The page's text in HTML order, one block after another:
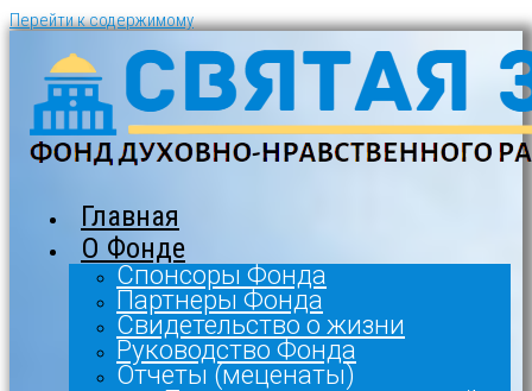
Перейти к содержимому
Главная
О Фонде
Спонсоры Фонда
Партнеры Фонда
Свидетельство о жизни
Руководство Фонда
Отчеты (меценаты)